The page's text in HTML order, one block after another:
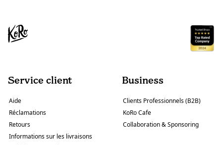
Service client
Aide
Réclamations
Retours
Informations sur les livraisons
Business
Clients Professionnels (B2B)
KoRo Cafe
Collaboration & Sponsoring